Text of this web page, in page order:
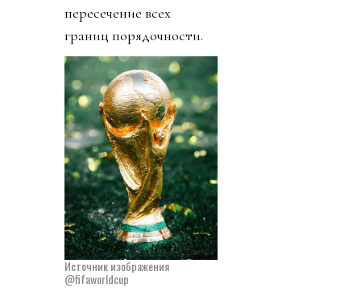
пересечение всех
границ порядочности.
Источник изображения
@fifaworldcup